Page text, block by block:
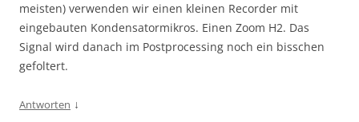
meisten) verwenden wir einen kleinen Recorder mit
eingebauten Kondensatormikros. Einen Zoom H2. Das
Signal wird danach im Postprocessing noch ein bisschen
gefoltert.
Antworten ↓